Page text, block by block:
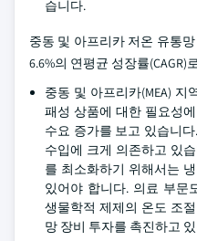
습니다.
중동 및 아프리카 저온 유통
6.6%의 연평균 성장률(CAGR)
중동 및 아프리카(MEA)
패성 상품에 대한 필요성
수요 증가를 보고 있습니
수입에 크게 의존하고 있
를 최소화하기 위해서는
있어야 합니다. 의료 부문
생물학적 제제의 온도 조
망 장비 투자를 촉진하고